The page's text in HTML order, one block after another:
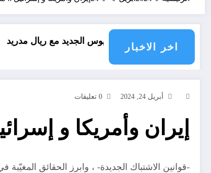
اخر الاخبار
فينيسيوس الجديد مع ريال مدريد
العقل
أبريل 24, 2024 0 تعليقات
إيران وأمريكا و
-قوانين الاشتباك الجديدة- ، وابرز الحقائق المغيّبة في